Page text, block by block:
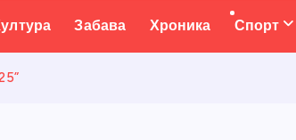
Забава Хроника Спорт